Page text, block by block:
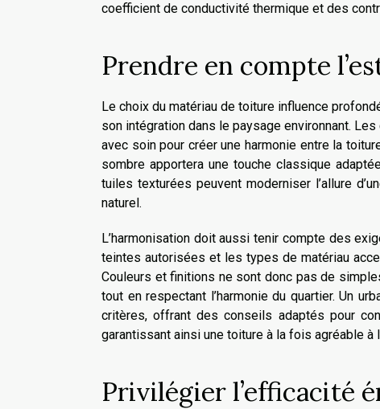
coefficient de conductivité thermique et des
Prendre en compte
Le choix du matériau de toiture influence
son intégration dans le paysage environnant.
avec soin pour créer une harmonie entre la
sombre apportera une touche classique
tuiles texturées peuvent moderniser l’allure
naturel.
L’harmonisation doit aussi tenir compte des
teintes autorisées et les types de matériau
Couleurs et finitions ne sont donc pas de
tout en respectant l’harmonie du quartier. Un
critères, offrant des conseils adaptés pour
garantissant ainsi une toiture à la fois agréable
Privilégier l’efficacité